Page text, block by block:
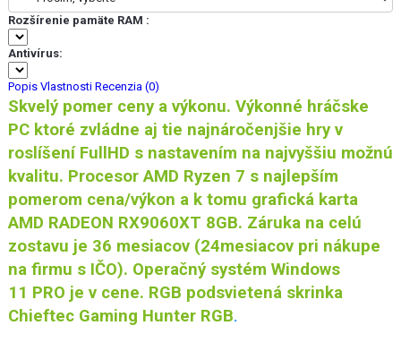
Rozšírenie pamäte RAM :
Antivírus:
Popis Vlastnosti Recenzia (0)
Skvelý pomer ceny a výkonu. Výkonné hráčske
PC ktoré zvládne aj tie najnáročenjšie hry v
roslíšení FullHD s nastavením na najvyššiu možnú
kvalitu. Procesor AMD Ryzen 7 s najlepším
pomerom cena/výkon a k tomu grafická karta
AMD RADEON RX9060XT 8GB. Záruka na celú
zostavu je 36 mesiacov (24mesiacov pri nákupe
na firmu s IČO). Operačný systém Windows
11 PRO je v cene. RGB podsvietená skrinka
Chieftec Gaming Hunter RGB.